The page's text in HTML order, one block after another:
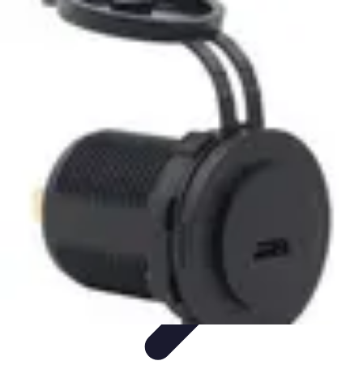
Telecom et Loisir
Streaming et loisirs
AbonnementsStreaming et
Technologie